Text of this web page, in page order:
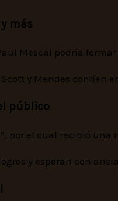
más
Mescal podría
y Mendes
público
por el cual recibió
y esperan con